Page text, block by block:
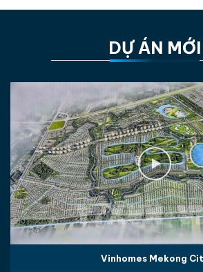
Diện tích khu đất: 10,5 ha
Mật độ xây dựng: 45%
Tổng số sản phẩm: 339 sản
Xem chi tiết
Stk An Bình Cần Thơ
CỒN KHƯƠNG DIAMOND CITY
Vị trí dự án: Cồn Khương, Phường
Ninh Kiều, TP Cần Thơ
DỰ ÁN MỚI
Vinhomes Mekong